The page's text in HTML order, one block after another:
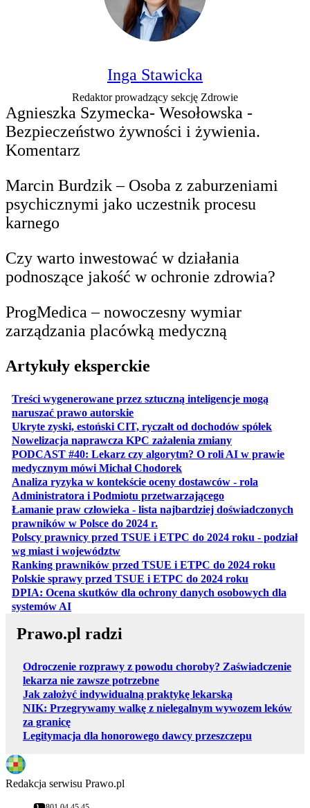
Inga Stawicka
Redaktor prowadzący sekcję Zdrowie
Agnieszka Szymecka- Wesołowska -
Bezpieczeństwo żywności i żywienia.
Komentarz
Marcin Burdzik – Osoba z zaburzeniami
psychicznymi jako uczestnik procesu
karnego
Czy warto inwestować w działania
podnoszące jakość w ochronie zdrowia?
ProgMedica – nowoczesny wymiar
zarządzania placówką medyczną
Artykuły eksperckie
Treści wygenerowane przez sztuczną inteligencje mogą
naruszać prawo autorskieotwiera się w nowej karcie
Ukryte zyski, estoński CIT, ryczałt od dochodów spółekotwiera
Nowelizacja naprawcza KPC zażalenia zmianyotwiera się w
PODCAST #40: Lekarz czy algorytm? O roli AI w prawie
medycznym mówi Michał Chodorekotwiera się w nowej karcie
Analiza ryzyka w kontekście oceny dostawców - rola
Administratora i Podmiotu przetwarzającegootwiera się w
Łamanie praw człowieka - lista najbardziej doświadczonych
prawników w Polsce do 2024 r.
Polscy prawnicy przed TSUE i ETPC do 2024 roku - podział
wg miast i województwotwiera się w nowej karcie
Ranking prawników przed TSUE i ETPC do 2024 roku
Polskie sprawy przed TSUE i ETPC do 2024 roku
DPIA: Ocena skutków dla ochrony danych osobowych dla
systemów AIotwiera się w nowej karcie
Prawo.pl radzi
Odroczenie rozprawy z powodu choroby? Zaświadczenie
lekarza nie zawsze potrzebne
Jak założyć indywidualną praktykę lekarską
NIK: Przegrywamy walkę z nielegalnym wywozem leków
za granicę
Legitymacja dla honorowego dawcy przeszczepu
Redakcja serwisu Prawo.pl